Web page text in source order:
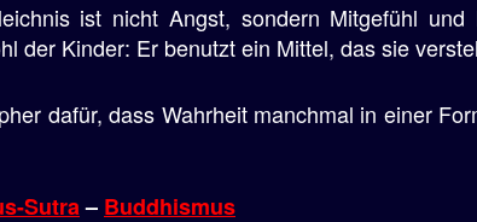
ist nicht Angst, sondern Mitgefühl und
der Kinder: Er benutzt ein Mittel, das sie
dafür, dass Wahrheit manchmal in einer
Sutra– Buddhismus